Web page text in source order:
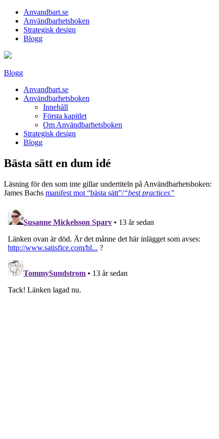
Anvandbart.se
Användbarhetsboken
Strategisk design
Blogg
Blogg
Anvandbart.se
Användbarhetsboken
Innehåll
Första kapitlet
Om Användbarhetsboken
Strategisk design
Blogg
Bästa sätt en dum idé
Läsning för den som inte gillar undertiteln på Användbarhetsboken:
James Bachs manifest mot “bästa sätt”/“best practices”